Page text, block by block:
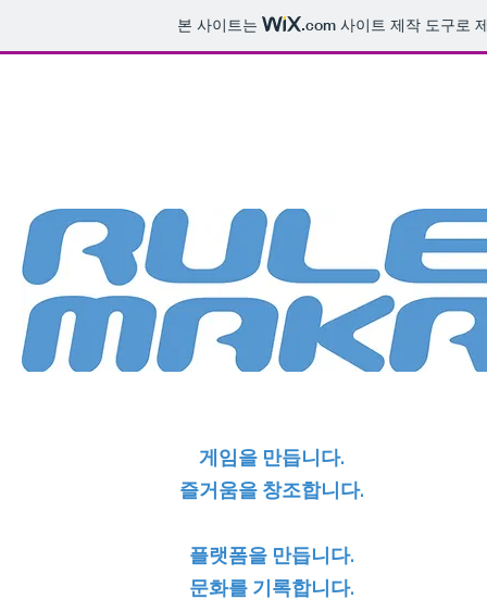
본 사이트는 .com 사이트 제작 도구로
게임을 만듭니다.
​즐거움을 창조합니다.
플랫폼을 만듭니다.
문화를 기록합니다.